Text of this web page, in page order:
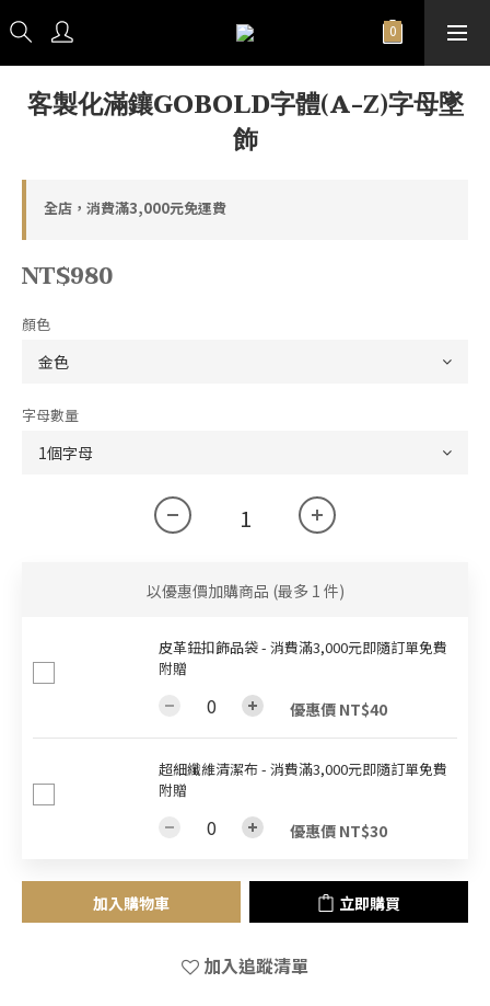
客製化滿鑲GOBOLD字體(A-Z)字母墜
飾
全店，消費滿3,000元免運費
NT$980
顏色
字母數量
以優惠價加購商品 (最多 1 件)
皮革鈕扣飾品袋 - 消費滿3,000元即隨訂單免費
附贈
優惠價 NT$40
超細纖維清潔布 - 消費滿3,000元即隨訂單免費
附贈
優惠價 NT$30
加入購物車 立即購買
加入追蹤清單